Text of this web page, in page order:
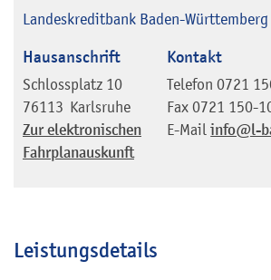
Landeskreditbank Baden-
Hausanschrift
Schlossplatz 10
76113 Karlsruhe
Zur elektronischen
Fahrplanauskunft
Kontakt
Telefon 0721
Fax 0721 150-
E-Mail info@l-
Leistungsdetails